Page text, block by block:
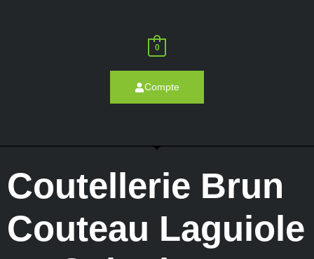
0
Compte
Coutellerie Brun
Couteau Laguiole